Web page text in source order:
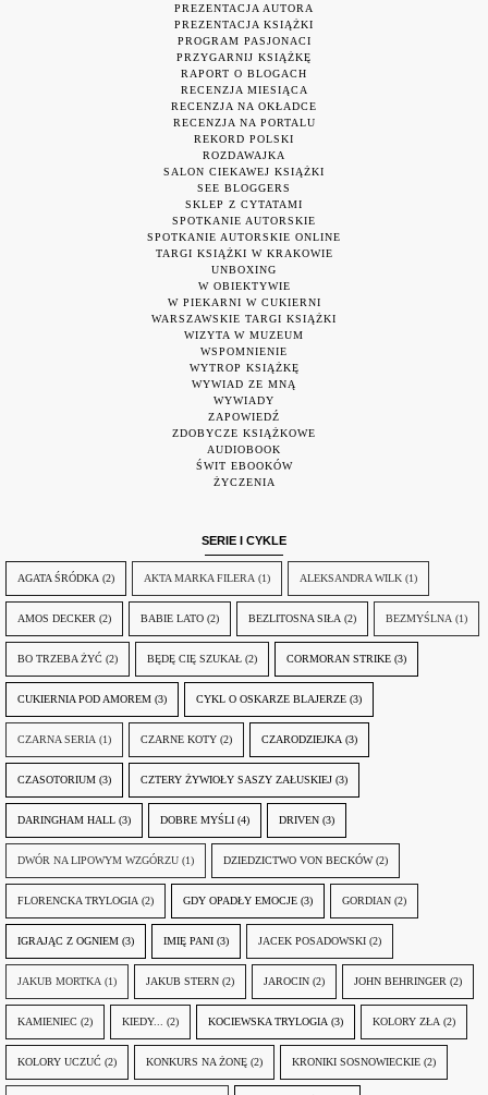
PREZENTACJA AUTORA
PREZENTACJA KSIĄŻKI
PROGRAM PASJONACI
PRZYGARNIJ KSIĄŻKĘ
RAPORT O BLOGACH
RECENZJA MIESIĄCA
RECENZJA NA OKŁADCE
RECENZJA NA PORTALU
REKORD POLSKI
ROZDAWAJKA
SALON CIEKAWEJ KSIĄŻKI
SEE BLOGGERS
SKLEP Z CYTATAMI
SPOTKANIE AUTORSKIE
SPOTKANIE AUTORSKIE ONLINE
TARGI KSIĄŻKI W KRAKOWIE
UNBOXING
W OBIEKTYWIE
W PIEKARNI W CUKIERNI
WARSZAWSKIE TARGI KSIĄŻKI
WIZYTA W MUZEUM
WSPOMNIENIE
WYTROP KSIĄŻKĘ
WYWIAD ZE MNĄ
WYWIADY
ZAPOWIEDŹ
ZDOBYCZE KSIĄŻKOWE
AUDIOBOOK
ŚWIT EBOOKÓW
ŻYCZENIA
SERIE I CYKLE
AGATA ŚRÓDKA (2) AKTA MARKA FILERA (1) ALEKSANDRA WILK (1)
AMOS DECKER (2) BABIE LATO (2) BEZLITOSNA SIŁA (2) BEZMYŚLNA (1)
BO TRZEBA ŻYĆ (2) BĘDĘ CIĘ SZUKAŁ (2) CORMORAN STRIKE (3)
CUKIERNIA POD AMOREM (3) CYKL O OSKARZE BLAJERZE (3)
CZARNA SERIA (1) CZARNE KOTY (2) CZARODZIEJKA (3)
CZASOTORIUM (3) CZTERY ŻYWIOŁY SASZY ZAŁUSKIEJ (3)
DARINGHAM HALL (3) DOBRE MYŚLI (4) DRIVEN (3)
DWÓR NA LIPOWYM WZGÓRZU (1) DZIEDZICTWO VON BECKÓW (2)
FLORENCKA TRYLOGIA (2) GDY OPADŁY EMOCJE (3) GORDIAN (2)
IGRAJĄC Z OGNIEM (3) IMIĘ PANI (3) JACEK POSADOWSKI (2)
JAKUB MORTKA (1) JAKUB STERN (2) JAROCIN (2) JOHN BEHRINGER (2)
KAMIENIEC (2) KIEDY... (2) KOCIEWSKA TRYLOGIA (3) KOLORY ZŁA (2)
KOLORY UCZUĆ (2) KONKURS NA ŻONĘ (2) KRONIKI SOSNOWIECKIE (2)